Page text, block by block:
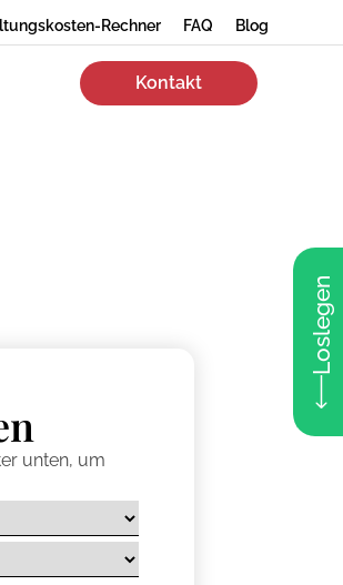
Rechner FAQ Blog
Kontakt
Loslegen
unten, um